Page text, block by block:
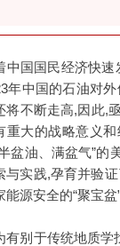
中国国民经济快
年中国的石油对
将不断走高,因此,
重大的战略意义
盆油、满盆气”的
与实践,孕育并验
能源安全的“聚宝盆
有别于传统地质学